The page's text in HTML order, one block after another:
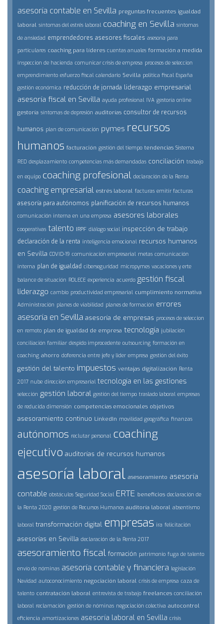
asesoría contable en Sevilla preguntas frecuentes igualdad
laboral síntomas del estrés laboral coaching en Sevilla síntomas
de ansiedad emprendedores asesores fiscales asesoría para
particulares coaching para líderes cuentas anuales formación a medida
inspeccion de hacienda comunicar crisis de empresa procesos de seleccion
emprendimiento esfuerzo fiscal calendario Sevilla politica fiscal España
gestión económica reducción de jornada liderazgo empresarial
asesoría fiscal en Sevilla ayuda profesional IVA gestoría online
gestoría síntomas de depresión auditorías consultor de recursos
humanos plan de comunicación pymes recursos
humanos facturación gestión del tiempo tendencias Sistema
RED desplazamiento competencias más demandadas conciliación trabajo
en equipo coaching profesional declaración de la Renta
coaching empresarial estrés laboral facturas emitir facturas
asesoría para autónomos planificación de recursos humanos
comunicación interna en una empresa asesores laborales
cooperativas talento IRPF diálogo social inspección de trabajo
declaración de la renta inteligencia emocional recursos humanos
en Sevilla COVID-19 comunicación empresarial metas comunicación
interna plan de igualdad ciberseguridad micropymes vacaciones y erte
balance de situación ROLECE experiencia acuerdo gestión fiscal
liderazgo cambio productividad empresarial cumplimiento normativa
Administración planes de viabilidad planes de formación errores
asesoría en Sevilla asesoría de empresas procesos de seleccion
en remoto plan de igualdad de empresa tecnología jubilación
conciliación familiar despido improcedente outsourcing formación en
coaching ahorro doferencia entre jefe y lider empresa gestión del éxito
gestión del talento impuestos ventajas digitalización Renta
2017 nube dirección empresarial tecnología en las gestiones
selección gestión laboral gestión del tiempo traslado laboral empresas
de reducida dimensión competencias emocionales objetivos
asesoramiento continuo LinkedIn movilidad geográfica finanzas
autónomos reclutar personal coaching
ejecutivo auditorías de recursos humanos
asesoría laboral asesoramiento asesoría
contable obstáculos Seguridad Social ERTE beneficios declaración de
la Renta 2020 gestión de Recursos Humanos auditoría laboral absentismo
laboral transformación digital empresas ira felicitación
asesorías en Sevilla declaración de la Renta 2017
asesoramiento fiscal formación patrimonio fuga de talento
envío de nóminas asesoría contable y financiera legislación
Navidad autoconocimiento negociación laboral crisis de empresa caza de
talento contratación laboral entrevista de trabajo freelances conciliación
laboral reclamación gestión de nóminas negociación colectiva autocontrol
eficiencia amortizaciones asesoría laboral en Sevilla crisis